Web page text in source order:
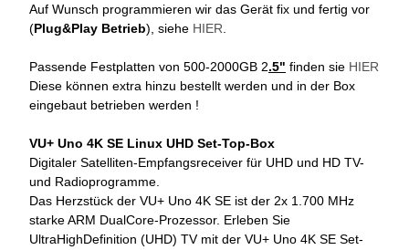
Auf Wunsch programmieren wir das Gerät fix und fertig vor
(Plug&Play Betrieb), siehe HIER
Passende Festplatten von 500-2000GB 2.5" finden sie HIER
Diese können extra hinzu bestellt werden und in der Box
eingebaut betrieben werden !
VU+ Uno 4K SE Linux UHD Set-Top-Box
Digitaler Satelliten-Empfangsreceiver für UHD und HD TV-
und Radioprogramme.
Das Herzstück der VU+ Uno 4K SE ist der 2x 1.700 MHz
starke ARM DualCore-Prozessor. Erleben Sie
UltraHighDefinition (UHD) TV mit der VU+ Uno 4K SE Set-